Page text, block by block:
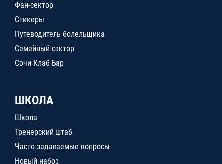
Фан-сектор
Стикеры
Путеводитель болельщика
Семейный сектор
Сочи Клаб Бар
ШКОЛА
Школа
Тренерский штаб
Часто задаваемые вопросы
Новый набор